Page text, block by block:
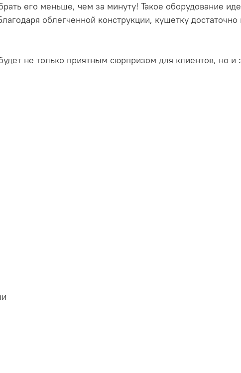
его меньше, чем за минуту! Такое оборудование
облегченной конструкции, кушетку
не только приятным сюрпризом для клиентов, но и